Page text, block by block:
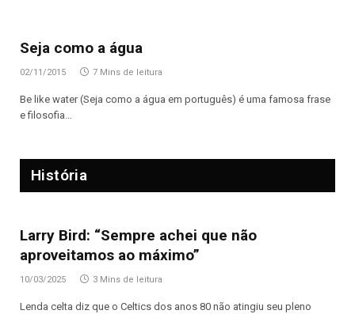
Seja como a água
02/11/2015 7 Mins de leitura
Be like water (Seja como a água em português) é uma famosa frase
e filosofia…
História
Larry Bird: “Sempre achei que não
aproveitamos ao máximo”
10/03/2025 3 Mins de leitura
Lenda celta diz que o Celtics dos anos 80 não atingiu seu pleno